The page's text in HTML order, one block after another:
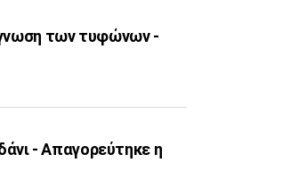
των τυφώνων -
- Απαγορεύτηκε η